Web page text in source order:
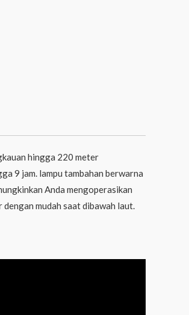
hingga 220 meter
9 jam. lampu tambahan berwarna
Anda mengoperasikan
mudah saat dibawah laut.